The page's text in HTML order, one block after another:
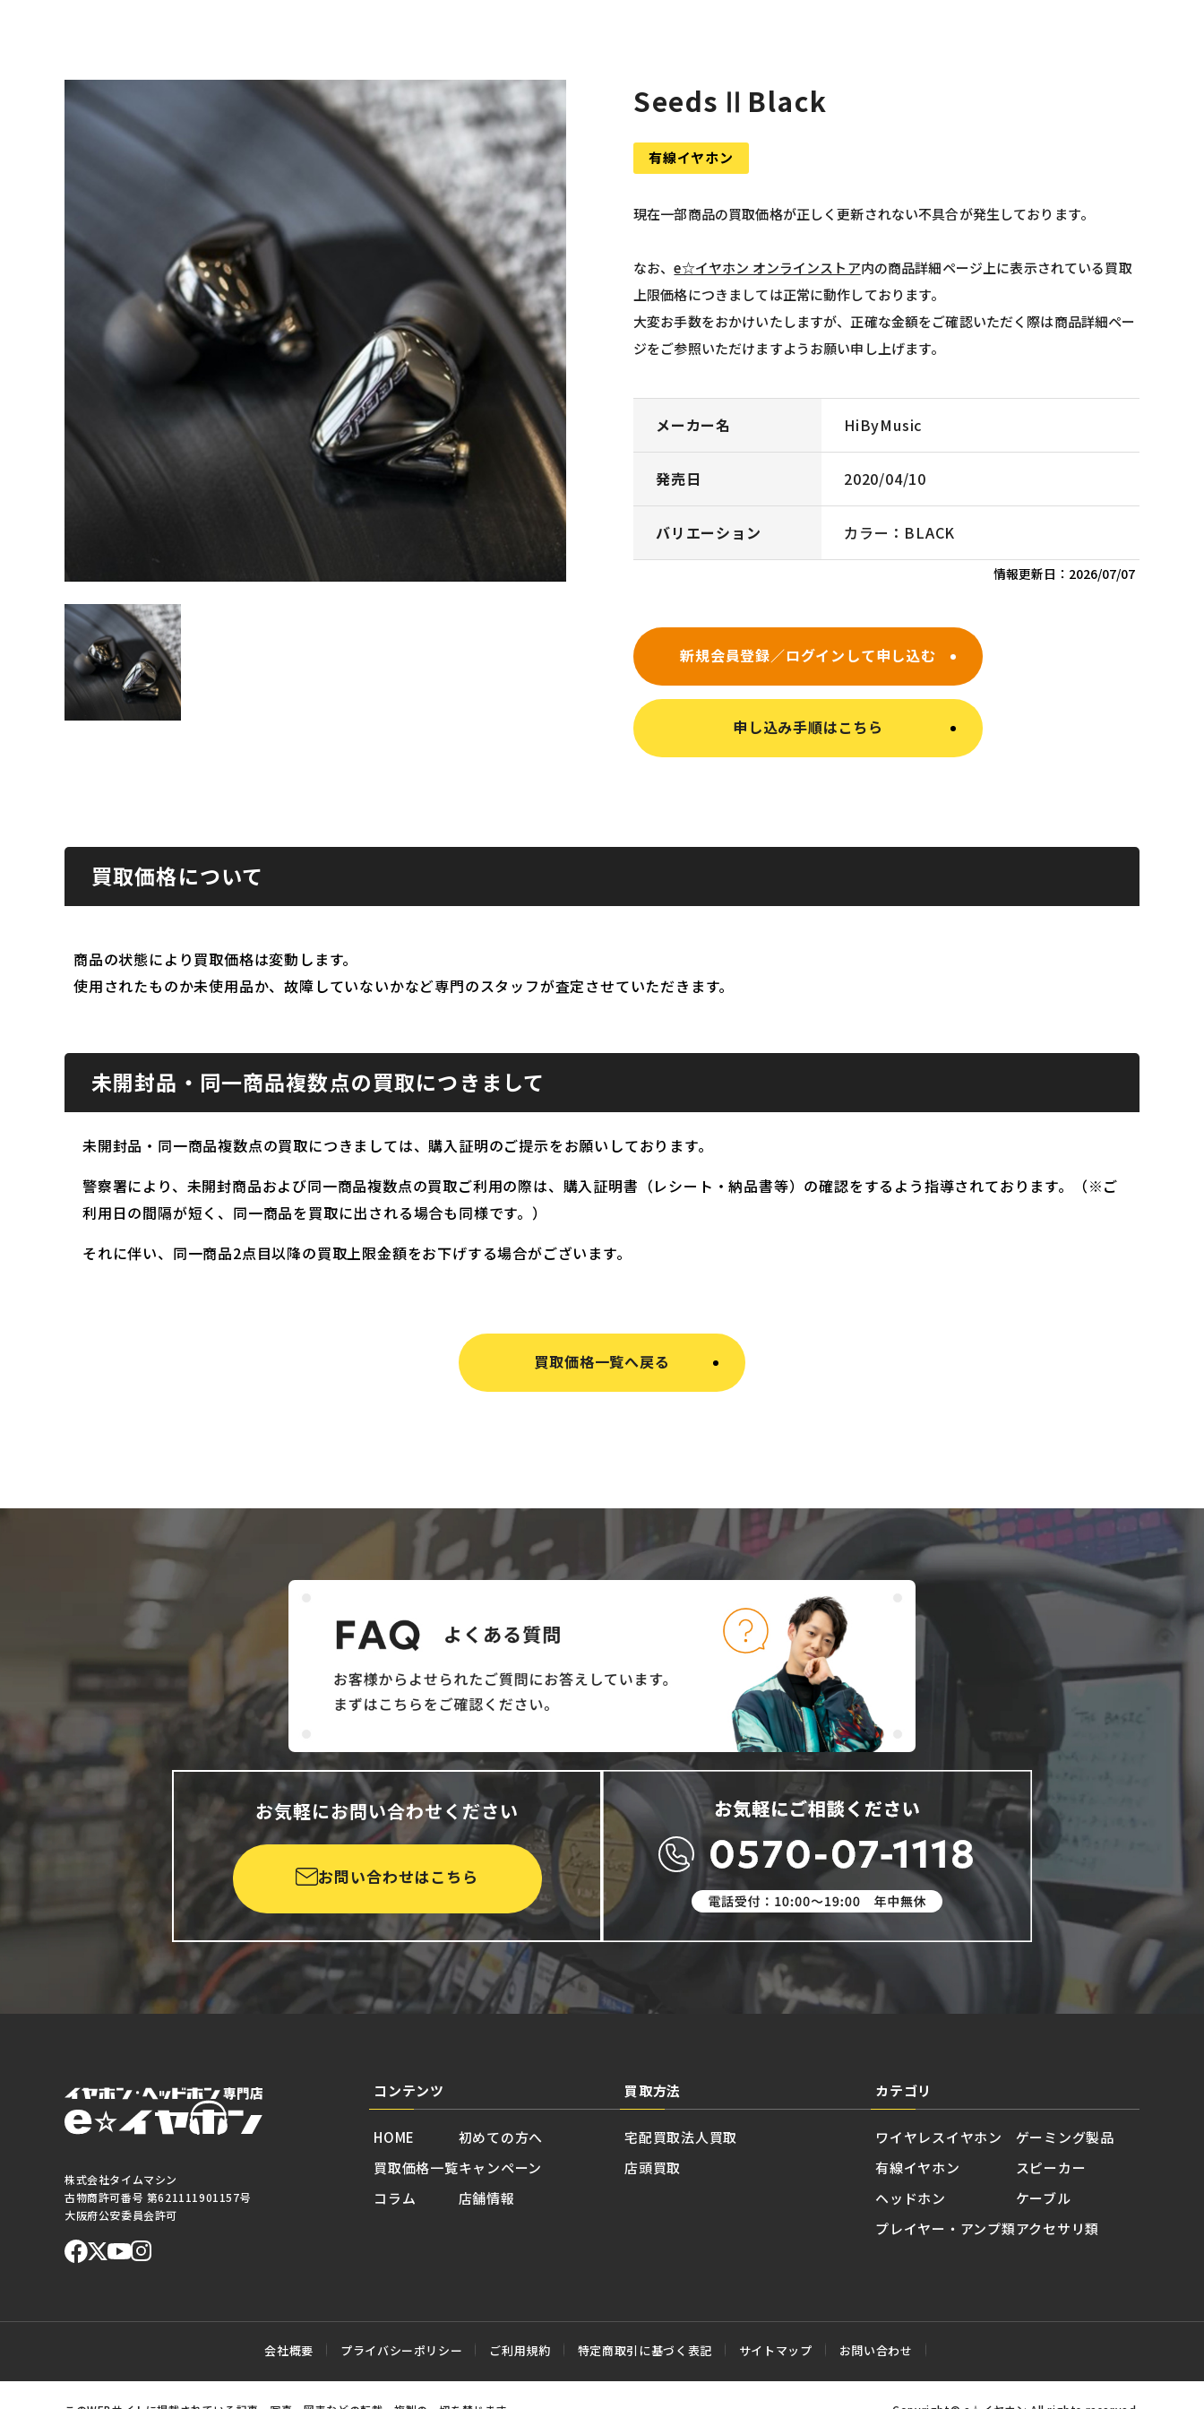
SeedsⅡBlack
有線イヤホン
現在一部商品の買取価格が正しく更新されない不具合が発生しております。
なお、e☆イヤホン オンラインストア内の商品詳細ページ上に表示されている買取
上限価格につきましては正常に動作しております。
大変お手数をおかけいたしますが、正確な金額をご確認いただく際は商品詳細ペー
ジをご参照いただけますようお願い申し上げます。
メーカー名 HiByMusic
発売日 2020/04/10
バリエーション カラー：BLACK
情報更新日： 2026/07/07
新規会員登録／ログインして申し込む
申し込み手順はこちら
買取価格について
商品の状態により買取価格は変動します。
使用されたものか未使用品か、故障していないかなど専門のスタッフが査定させていただきます。
未開封品・同一商品複数点の買取につきまして
未開封品・同一商品複数点の買取につきましては、購入証明のご提示をお願いしております。
警察署により、未開封商品および同一商品複数点の買取ご利用の際は、購入証明書（レシート・納品書等）の確認をするよう指導されております。（※ご
利用日の間隔が短く、同一商品を買取に出される場合も同様です。）
それに伴い、同一商品2点目以降の買取上限金額をお下げする場合がございます。
買取価格一覧へ戻る
お気軽にお問い合わせください
お問い合わせはこちら
株式会社タイムマシン
古物商許可番号 第621111901157号
大阪府公安委員会許可
コンテンツ
HOME
買取価格一覧
コラム
初めての方へ
キャンペーン
店舗情報
買取方法
宅配買取
店頭買取
法人買取
カテゴリ
ワイヤレスイヤホン
有線イヤホン
ヘッドホン
プレイヤー・アンプ類
ゲーミング製品
スピーカー
ケーブル
アクセサリ類
会社概要 プライバシーポリシー ご利用規約 特定商取引に基づく表記 サイトマップ お問い合わせ